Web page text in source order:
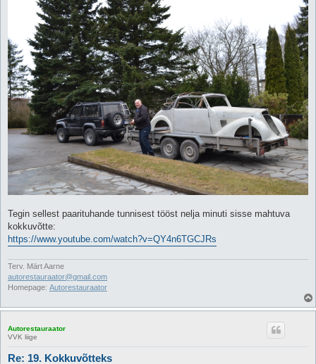
s
Tegin sellest paarituhande tunnisest tööst nelja minuti sisse mahtuva
kokkuvõtte:
https://www.youtube.com/watch?v=QY4n6TGCJRs
Terv. Märt Aarne
autorestauraator@gmail.com
Homepage: Autorestauraator
l
Autorestauraator
VVK liige
Re: 19. Kokkuvõtteks